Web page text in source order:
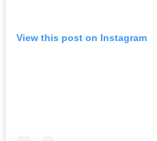
View this post on Instagram